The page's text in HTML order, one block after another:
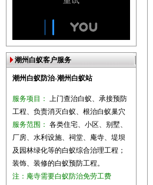
潮州白蚁客户服务
潮州白蚁防治-潮州白蚁站
服务项目： 上门查治白蚁、承接预防
工程、负责消灭白蚁、根治白蚁巢穴
服务范围： 各类住宅、小区、别墅、
厂房、水利设施、祠堂、庵寺、堤坝
及园林绿化等的白蚁综合治理工程；
装饰、装修的白蚁预防工程。
注：庵寺需要白蚁防治免劳工费